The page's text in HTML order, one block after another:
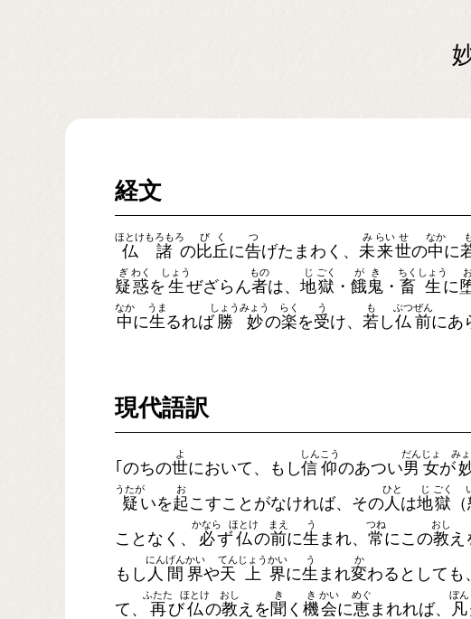
経文
仏
ほとけ
諸
もろもろ
の比
び
丘
く
に告
つ
げたまわく、 未
み
来
らい
世
せ
の中
なか
に
疑
ぎ
惑
わく
を 生
しょう
ぜざらん者
もの
は、 地
じ
獄
ごく
・ 餓
が
鬼
き
・ 畜
ちく
生
しょう
に
中
なか
に生
うま
るれば 勝
しょう
妙
みょう
の楽
らく
を受
う
け、 若
も
し仏
ぶつ
前
ぜん
にあ
現代語訳
｢のちの世
よ
において、もし信
しん
仰
こう
のあつい男
だん
女
じょ
が
みょ
疑
うたが
いを起
お
こすことがなければ、その人
ひと
は地
じ
獄
ごく
（
ことなく、
必
かなら
ず仏
ほとけ
の前
まえ
に生
う
まれ、 常
つね
にこの教
おし
え
もし 人
にん
間
げん
界
かい
や天
てん
上
じょう
界
かい
に生
う
まれ変
か
わるとしても
て、
再
ふたた
び仏
ほとけ
の教
おし
えを 聞
き
く 機
き
会
かい
に恵
めぐ
まれれば、 凡
ぼん